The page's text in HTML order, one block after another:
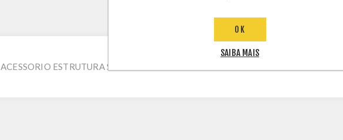
INFORMAÇÕES TÉCNICAS
ACESSORIO ESTRUTURA SOLAR TERRESTRE RS232C
OK
SAIBA MAIS